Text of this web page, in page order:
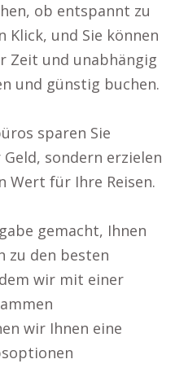
ob entspannt zu
Klick, und Sie können
Zeit und unabhängig
und günstig buchen.
sparen Sie
sondern erzielen
Wert für Ihre Reisen.
gemacht, Ihnen
zu den besten
wir mit einer
wir Ihnen eine